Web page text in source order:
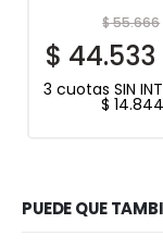
$55.666
$ 44.533
3 cuotas SIN
$ 14.844
PUEDE QUE